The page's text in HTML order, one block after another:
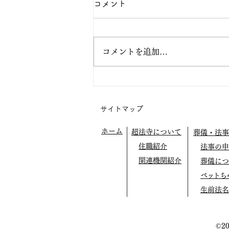
コメント
コメントを追加…
サイトマップ
ホーム
超法寺について
住職紹介
関連機関紹介
葬儀・法
法事の
葬儀に
ペットち
生前法